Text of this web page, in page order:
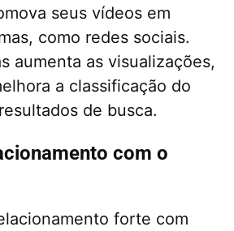
seus vídeos em
como redes sociais.
aumenta as visualizações,
a classificação do
de busca.
com o
forte com